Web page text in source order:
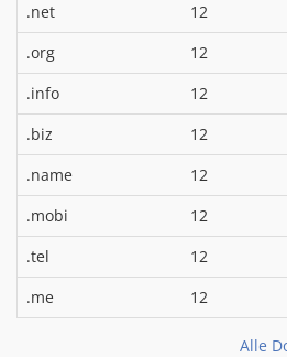
.net
12
.org
12
.info
12
.biz 12
.name
12
.mobi
12
.tel
12
.me
12
Alle